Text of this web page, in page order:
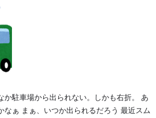
か駐車場から出られない。しかも右折。 あ
なぁ まぁ、いつか出られるだろう 最近スム